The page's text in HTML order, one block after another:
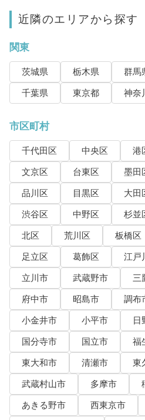
近隣のエリアから探す
関東
茨城県 栃木県 群馬
千葉県
東京都 神奈
市区町村
千代田区 中央区 港
文京区
台東区 墨田
品川区
目黒区 大田
渋谷区
中野区 杉並
北区
荒川区 板橋区
足立区
葛飾区 江戸
立川市
武蔵野市 三
府中市
昭島市 調布
小金井市
小平市 日
国分寺市
国立市 福
東大和市
清瀬市
東
武蔵村山市
多摩市
あきる野市
西東京市